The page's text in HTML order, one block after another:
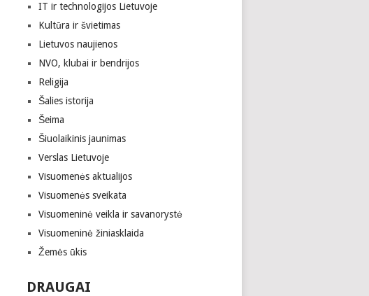
IT ir technologijos Lietuvoje
Kultūra ir švietimas
Lietuvos naujienos
NVO, klubai ir bendrijos
Religija
Šalies istorija
Šeima
Šiuolaikinis jaunimas
Verslas Lietuvoje
Visuomenės aktualijos
Visuomenės sveikata
Visuomeninė veikla ir savanorystė
Visuomeninė žiniasklaida
Žemės ūkis
DRAUGAI